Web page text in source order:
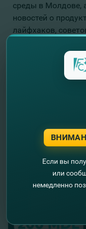
среды в Молдове,
новостей о
лайфхаков,
историй успеха
многого другого.
Другие
Если вы
или
немедленно